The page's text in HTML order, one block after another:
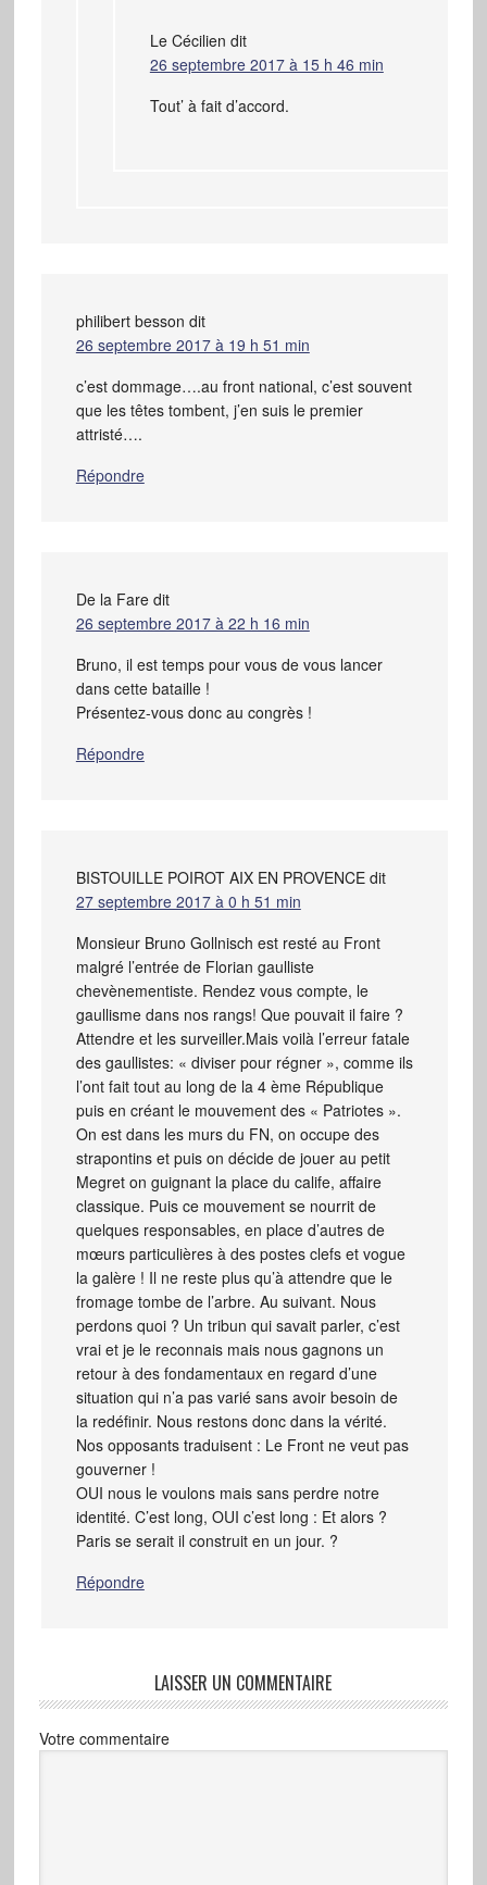
Le Cécilien dit
26 septembre 2017 à 15 h 46 min
Tout’ à fait d’accord.
philibert besson dit
26 septembre 2017 à 19 h 51 min
c’est dommage….au front national, c’est souvent
que les têtes tombent, j’en suis le premier
attristé….
Répondre
De la Fare dit
26 septembre 2017 à 22 h 16 min
Bruno, il est temps pour vous de vous lancer
dans cette bataille !
Présentez-vous donc au congrès !
Répondre
BISTOUILLE POIROT AIX EN PROVENCE dit
27 septembre 2017 à 0 h 51 min
Monsieur Bruno Gollnisch est resté au Front
malgré l’entrée de Florian gaulliste
chevènementiste. Rendez vous compte, le
gaullisme dans nos rangs! Que pouvait il faire ?
Attendre et les surveiller.Mais voilà l’erreur fatale
des gaullistes: « diviser pour régner », comme ils
l’ont fait tout au long de la 4 ème République
puis en créant le mouvement des « Patriotes ».
On est dans les murs du FN, on occupe des
strapontins et puis on décide de jouer au petit
Megret on guignant la place du calife, affaire
classique. Puis ce mouvement se nourrit de
quelques responsables, en place d’autres de
mœurs particulières à des postes clefs et vogue
la galère ! Il ne reste plus qu’à attendre que le
fromage tombe de l’arbre. Au suivant. Nous
perdons quoi ? Un tribun qui savait parler, c’est
vrai et je le reconnais mais nous gagnons un
retour à des fondamentaux en regard d’une
situation qui n’a pas varié sans avoir besoin de
la redéfinir. Nous restons donc dans la vérité.
Nos opposants traduisent : Le Front ne veut pas
gouverner !
OUI nous le voulons mais sans perdre notre
identité. C’est long, OUI c’est long : Et alors ?
Paris se serait il construit en un jour. ?
Répondre
LAISSER UN COMMENTAIRE
Votre commentaire